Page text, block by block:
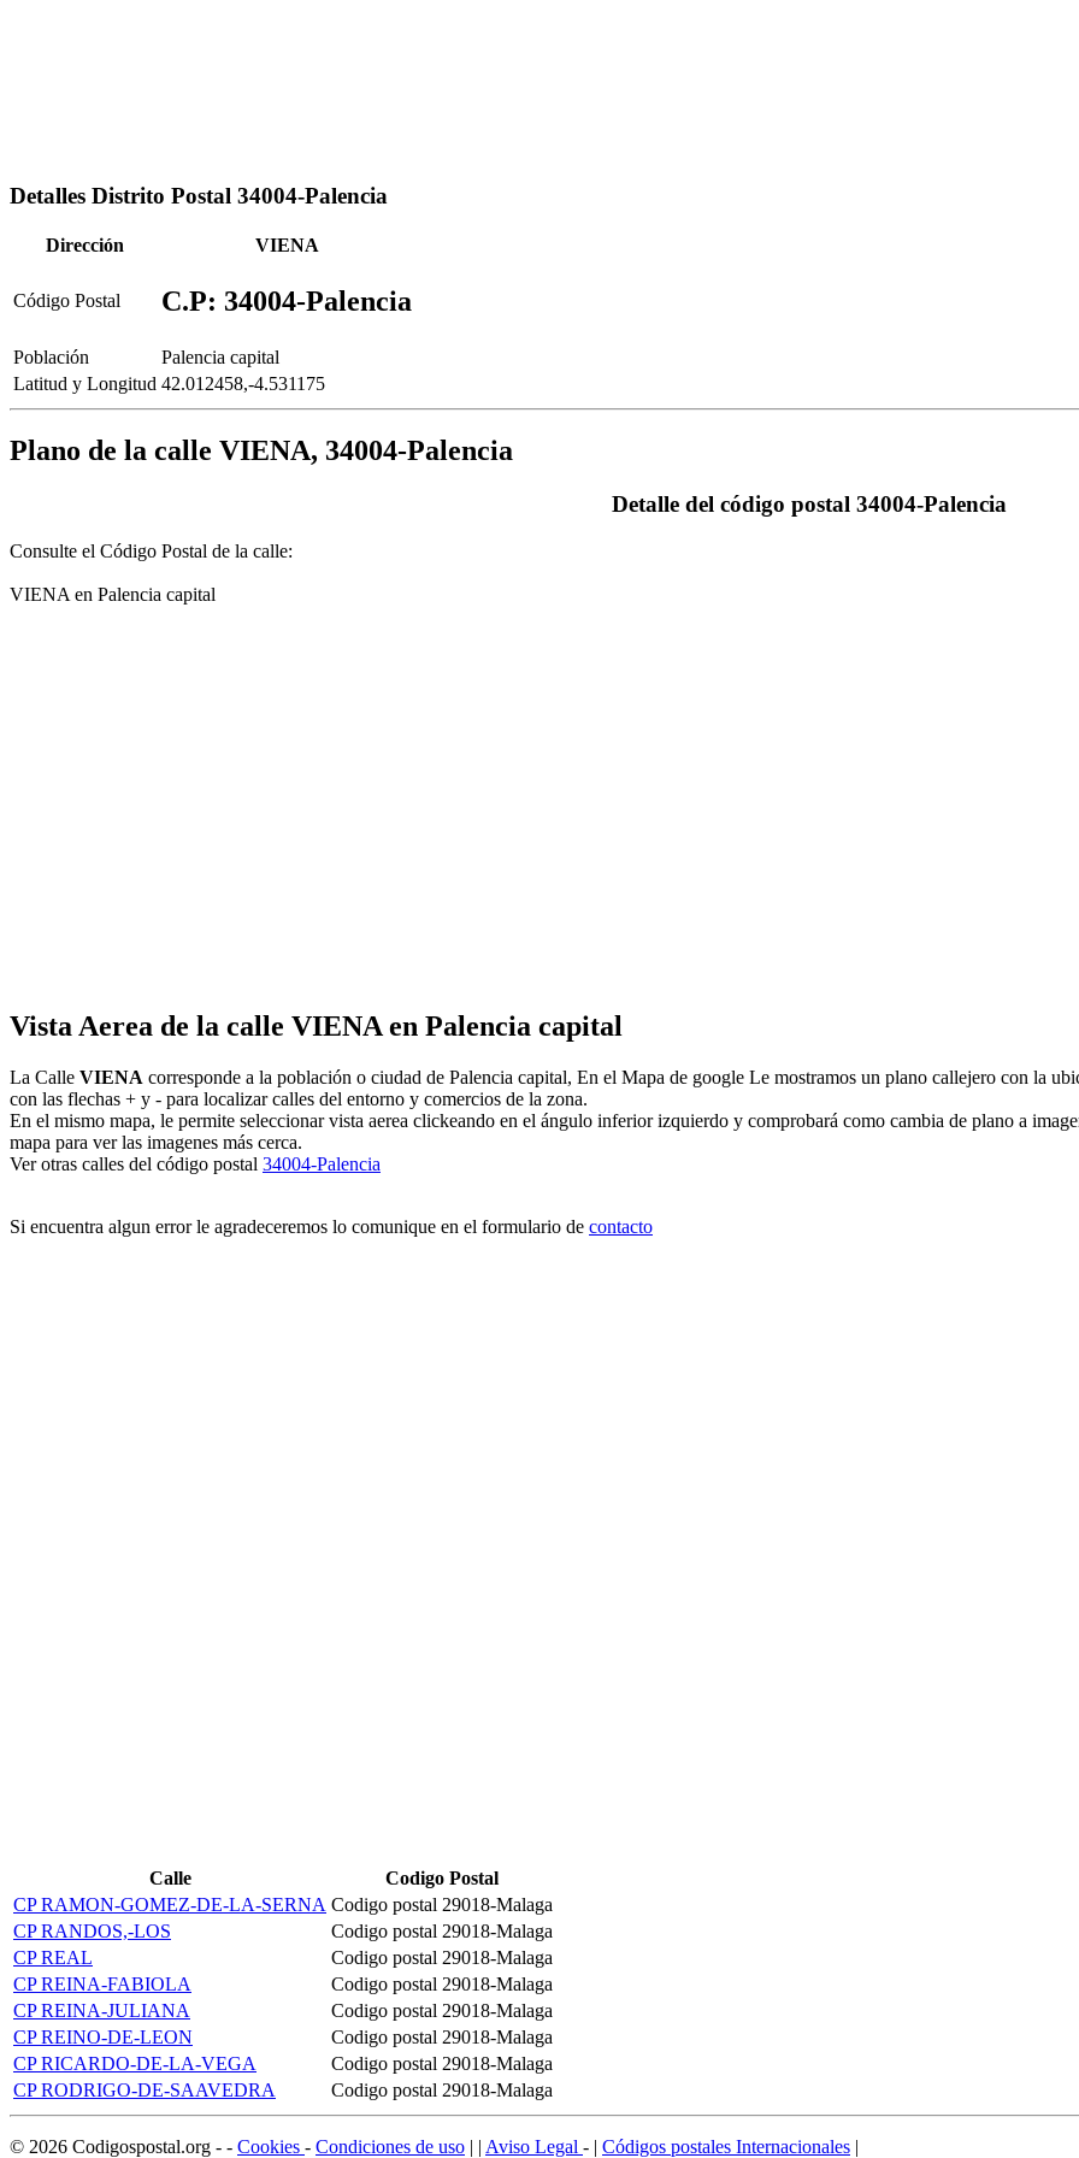
Detalles Distrito Postal 34004-Palencia
Dirección VIENA
Código Postal C.P: 34004-Palencia
Población
Palencia capital
Latitud y Longitud 42.012458,-4.531175
Plano de la calle VIENA, 34004-Palencia
Detalle del código postal 34004-Palencia
Consulte el Código Postal de la calle:
VIENA en Palencia capital
Vista Aerea de la calle VIENA en Palencia capital
La Calle VIENA corresponde a la población o ciudad de Palencia capital, En el Mapa de google Le mostramos un plano callejero con la
con las flechas + y - para localizar calles del entorno y comercios de la zona.
En el mismo mapa, le permite seleccionar vista aerea clickeando en el ángulo inferior izquierdo y comprobará como cambia de plano a
mapa para ver las imagenes más cerca.
Ver otras calles del código postal 34004-Palencia
Si encuentra algun error le agradeceremos lo comunique en el formulario de contacto
Calle
Codigo Postal
CP RAMON-GOMEZ-DE-LA-SERNA Codigo postal 29018-Malaga
CP RANDOS,-LOS
Codigo postal 29018-Malaga
CP REAL
Codigo postal 29018-Malaga
CP REINA-FABIOLA
Codigo postal 29018-Malaga
CP REINA-JULIANA
Codigo postal 29018-Malaga
CP REINO-DE-LEON
Codigo postal 29018-Malaga
CP RICARDO-DE-LA-VEGA
Codigo postal 29018-Malaga
CP RODRIGO-DE-SAAVEDRA
Codigo postal 29018-Malaga
© 2026 Codigospostal.org - - Cookies - Condiciones de uso | | Aviso Legal - | Códigos postales Internacionales |